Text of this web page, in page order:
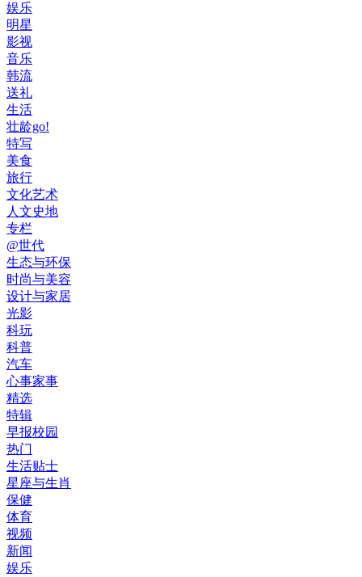
娱乐
明星
影视
音乐
韩流
送礼
生活
壮龄go!
特写
美食
旅行
文化艺术
人文史地
专栏
@世代
生态与环保
时尚与美容
设计与家居
光影
科玩
科普
汽车
心事家事
精选
特辑
早报校园
热门
生活贴士
星座与生肖
保健
体育
视频
新闻
娱乐